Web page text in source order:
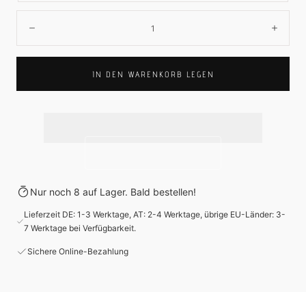
IN DEN WARENKORB LEGEN
Nur noch 8 auf Lager. Bald bestellen!
Lieferzeit DE: 1-3 Werktage, AT: 2-4 Werktage, übrige EU-Länder: 3-
7 Werktage bei Verfügbarkeit.
Sichere Online-Bezahlung